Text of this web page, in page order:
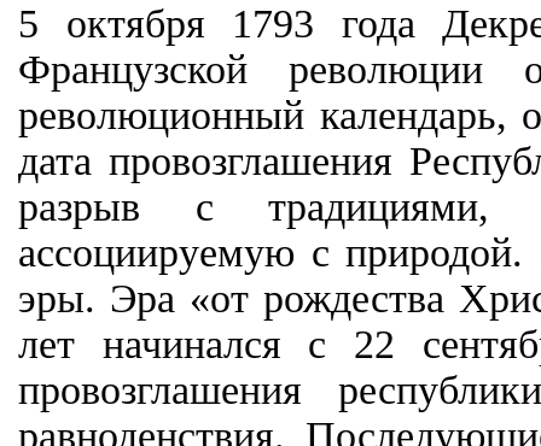
5 октября 1793 года
Французской революции
революционный календарь,
дата провозглашения
разрыв с традициями,
ассоциируемую с
эры. Эра «от рождества
лет начинался с 22
провозглашения
равноденствия.